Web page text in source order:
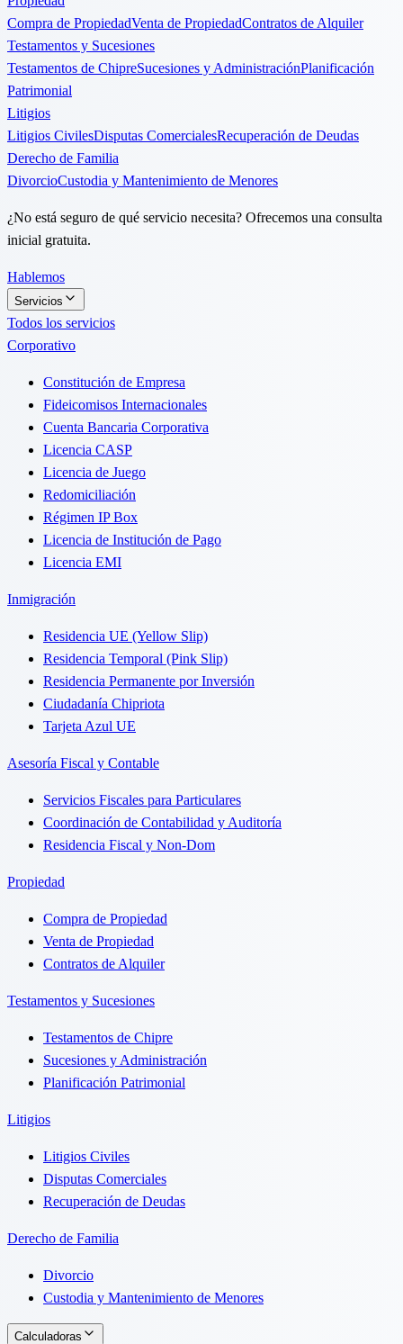
Compra de PropiedadVenta de PropiedadContratos de Alquiler
Testamentos y Sucesiones
Testamentos de ChipreSucesiones y AdministraciónPlanificación
Patrimonial
Litigios
Litigios CivilesDisputas ComercialesRecuperación de Deudas
Derecho de Familia
DivorcioCustodia y Mantenimiento de Menores
¿No está seguro de qué servicio necesita? Ofrecemos una consulta
inicial gratuita.
Hablemos
Servicios
Todos los servicios
Corporativo
Constitución de Empresa
Fideicomisos Internacionales
Cuenta Bancaria Corporativa
Licencia CASP
Licencia de Juego
Redomiciliación
Régimen IP Box
Licencia de Institución de Pago
Licencia EMI
Inmigración
Residencia UE (Yellow Slip)
Residencia Temporal (Pink Slip)
Residencia Permanente por Inversión
Ciudadanía Chipriota
Tarjeta Azul UE
Asesoría Fiscal y Contable
Servicios Fiscales para Particulares
Coordinación de Contabilidad y Auditoría
Residencia Fiscal y Non-Dom
Propiedad
Compra de Propiedad
Venta de Propiedad
Contratos de Alquiler
Testamentos y Sucesiones
Testamentos de Chipre
Sucesiones y Administración
Planificación Patrimonial
Litigios
Litigios Civiles
Disputas Comerciales
Recuperación de Deudas
Derecho de Familia
Divorcio
Custodia y Mantenimiento de Menores
Calculadoras